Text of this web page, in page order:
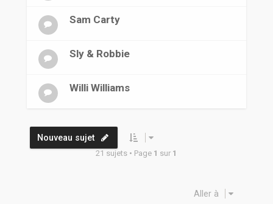
Sam Carty
Sly & Robbie
Willi Williams
Nouveau sujet
21 sujets • Page 1 sur 1
Aller à